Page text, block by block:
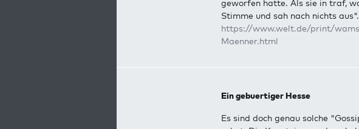
geworfen hatte. Als sie in traf,
Stimme und sah nach nichts aus".
https://www.welt.de/print/
Maenner.html
Ein gebuertiger Hesse
Es sind doch genau solche